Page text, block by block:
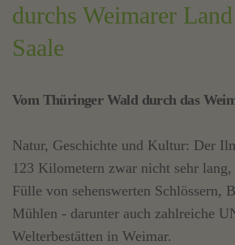
durchs Weimarer
Saale
Vom Thüringer Wald durch das
Natur, Geschichte und Kultur: Der
123 Kilometern zwar nicht sehr lang,
Fülle von sehenswerten Schlössern,
Mühlen - darunter auch zahlreiche
Welterbestätten in Weimar.